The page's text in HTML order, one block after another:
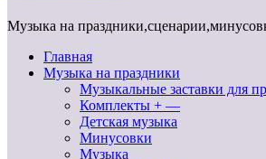
Музыка на
Главная
Музыка на праздники
Музыкальные заставки для
Комплекты + —
Детская музыка
Минусовки
Музыка